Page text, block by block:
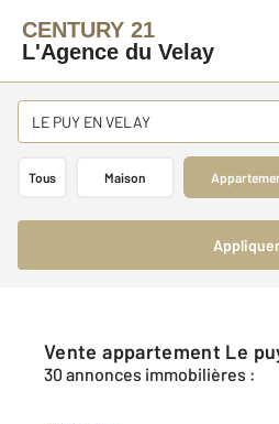
CENTURY 21
L'Agence du Velay
LE PUY EN VELAY
Tous Maison
Appliquer
Vente appartement Le
30 annonces immobilières :